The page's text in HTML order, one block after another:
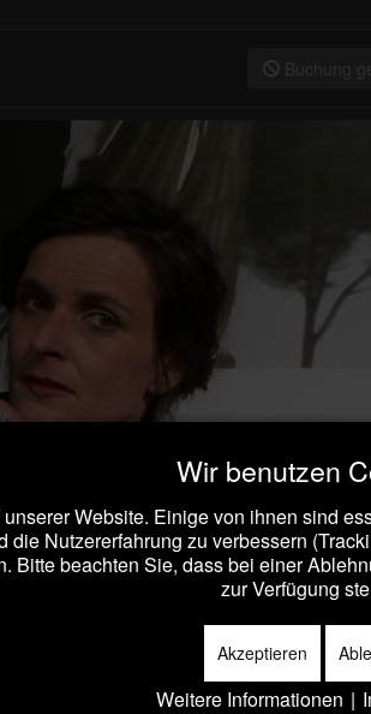
Buchung
Wir benutzen
Website. Einige von ihnen sind
die Nutzererfahrung zu verbessern
Bitte beachten Sie, dass bei einer
zur Verfügung
Akzeptieren
Weitere Informationen |